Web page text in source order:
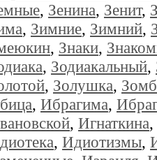
, Зенина, Зенит,
, Зимние, Зимний,
, Знаки,
, Зодиакальный,
, Золушка,
, Ибрагима,
, Игнаткина,
, Идиотизмы,